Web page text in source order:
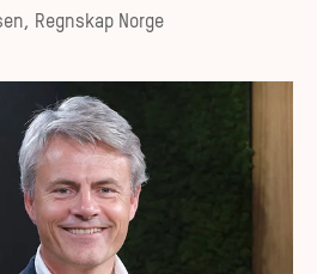
Regnskap Norge